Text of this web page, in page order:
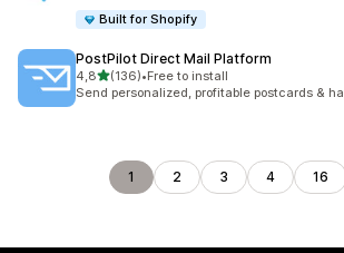
Built for Shopify
PostPilot Direct Mail Platform
4,8/ 5 tähteä
(136)
136 arvostelua yhteensä
•Free to install
Send personalized, profitable postcards &
1 2 3 4 16